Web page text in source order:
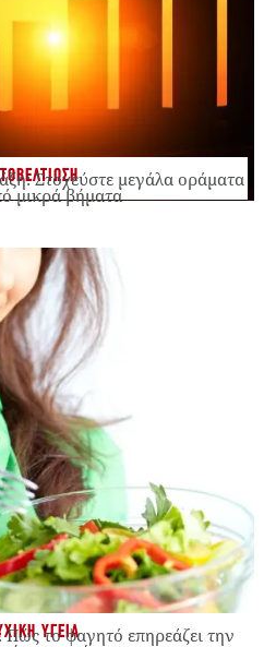
Στοχεύστε μεγάλα οράματα
μικρά βήματα
ΥΓΕΙΑ
Πώς το φαγητό επηρεάζει την